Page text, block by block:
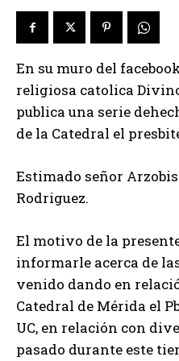
En su muro del
religiosa catolica
publica una serie
de la Catedral el
Estimado señor
Rodriguez.
El motivo de la
informarle acerca de
venido dando en
Catedral de Mérida el
UC, en relación con
pasado durante este